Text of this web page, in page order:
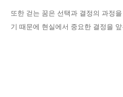
또한 걷는 꿈은 선택과 결정의 과정
기 때문에 현실에서 중요한 결정을